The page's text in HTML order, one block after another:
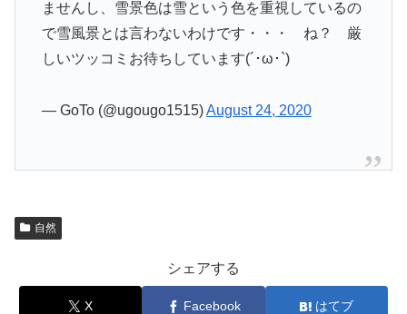
ませんし、雪景色は雪という色を重視しているの
で雪風景とは言わないわけです・・・ ね？ 厳
しいツッコミお待ちしています(´･ω･`)
— GoTo (@ugougo1515)August 24, 2020
自然
シェアする
X Facebook はてブ